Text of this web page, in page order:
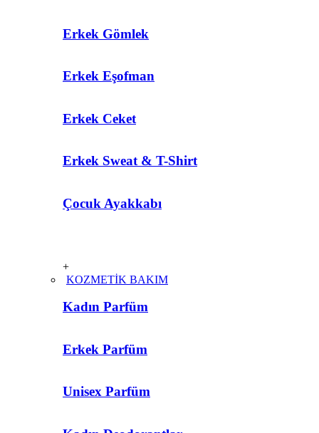
Erkek Gömlek
Erkek Eşofman
Erkek Ceket
Erkek Sweat & T-Shirt
Çocuk Ayakkabı
+
KOZMETİK BAKIM
Kadın Parfüm
Erkek Parfüm
Unisex Parfüm